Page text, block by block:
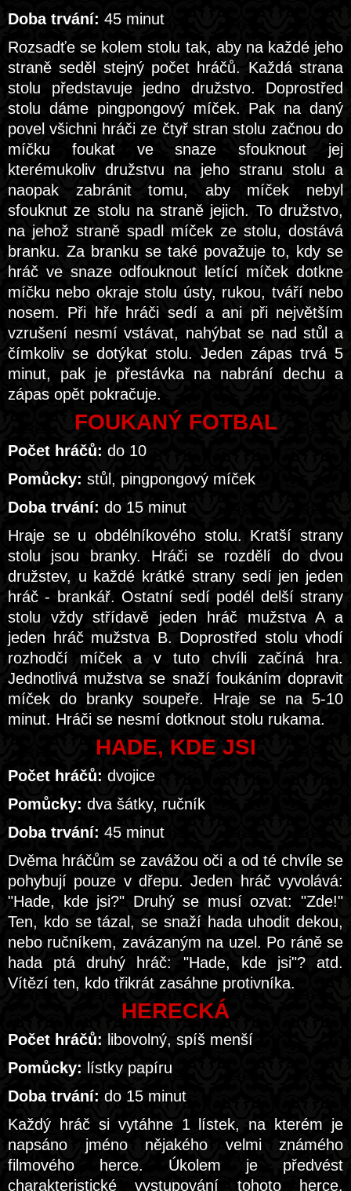
Doba trvání: 45 minut
Rozsadťe se kolem stolu tak, aby na každé jeho
straně seděl stejný počet hráčů. Každá strana
stolu představuje jedno družstvo. Doprostřed
stolu dáme pingpongový míček. Pak na daný
povel všichni hráči ze čtyř stran stolu začnou do
míčku foukat ve snaze sfouknout jej
kterémukoliv družstvu na jeho stranu stolu a
naopak zabránit tomu, aby míček nebyl
sfouknut ze stolu na straně jejich. To družstvo,
na jehož straně spadl míček ze stolu, dostává
branku. Za branku se také považuje to, kdy se
hráč ve snaze odfouknout letící míček dotkne
míčku nebo okraje stolu ústy, rukou, tváří nebo
nosem. Při hře hráči sedí a ani při největším
vzrušení nesmí vstávat, nahýbat se nad stůl a
čímkoliv se dotýkat stolu. Jeden zápas trvá 5
minut, pak je přestávka na nabrání dechu a
zápas opět pokračuje.
FOUKANÝ FOTBAL
Počet hráčů: do 10
Pomůcky: stůl, pingpongový míček
Doba trvání: do 15 minut
Hraje se u obdélníkového stolu. Kratší strany
stolu jsou branky. Hráči se rozdělí do dvou
družstev, u každé krátké strany sedí jen jeden
hráč - brankář. Ostatní sedí podél delší strany
stolu vždy střídavě jeden hráč mužstva A a
jeden hráč mužstva B. Doprostřed stolu vhodí
rozhodčí míček a v tuto chvíli začíná hra.
Jednotlivá mužstva se snaží foukáním dopravit
míček do branky soupeře. Hraje se na 5-10
minut. Hráči se nesmí dotknout stolu rukama.
HADE, KDE JSI
Počet hráčů: dvojice
Pomůcky: dva šátky, ručník
Doba trvání: 45 minut
Dvěma hráčům se zavážou oči a od té chvíle se
pohybují pouze v dřepu. Jeden hráč vyvolává:
"Hade, kde jsi?" Druhý se musí ozvat: "Zde!"
Ten, kdo se tázal, se snaží hada uhodit dekou,
nebo ručníkem, zavázaným na uzel. Po ráně se
hada ptá druhý hráč: "Hade, kde jsi"? atd.
Vítězí ten, kdo třikrát zasáhne protivníka.
HERECKÁ
Počet hráčů: libovolný, spíš menší
Pomůcky: lístky papíru
Doba trvání: do 15 minut
Každý hráč si vytáhne 1 lístek, na kterém je
napsáno jméno nějakého velmi známého
filmového herce. Úkolem je předvést
charakteristické vystupování tohoto herce.